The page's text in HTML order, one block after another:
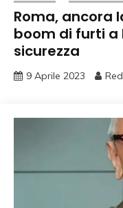
Roma, ancora
boom di furti a
sicurezza
9 Aprile 2023